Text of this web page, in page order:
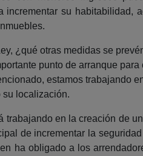
incrementar su habitabilidad,
¿qué otras medidas se
punto de arranque
estamos trabajando
su localización.
trabajando en la creación de
de incrementar la
ha obligado a los